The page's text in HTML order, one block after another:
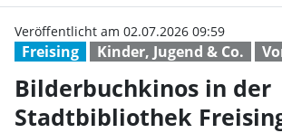
Freising Kinder, Jugend & Co.
Veröffentlicht am 02.07.2026 09:59
Bilderbuchkinos in der
Stadtbibliothek